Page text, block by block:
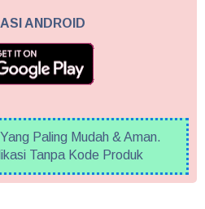
ANDROID
Paling Mudah & Aman.
Tanpa Kode Produk